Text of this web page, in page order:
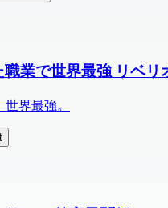
職業で世界最強 リベリ
界最強。